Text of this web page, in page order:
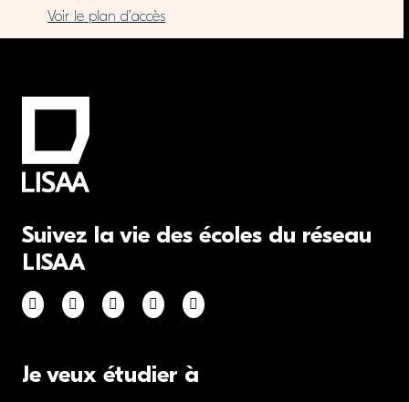
Voir le plan d’accès
Suivez la vie des écoles du réseau
LISAA
Je veux étudier à